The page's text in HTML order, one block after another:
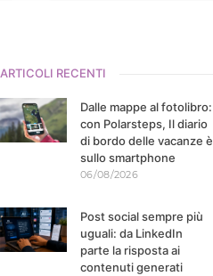
ARTICOLI RECENTI
Dalle mappe al fotolibro:
con Polarsteps, Il diario
di bordo delle vacanze è
sullo smartphone
06/08/2026
Post social sempre più
uguali: da LinkedIn
parte la risposta ai
contenuti generati